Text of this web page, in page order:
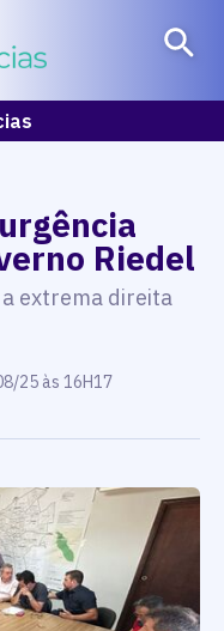
Riedel
extrema direita
25 às 16H17